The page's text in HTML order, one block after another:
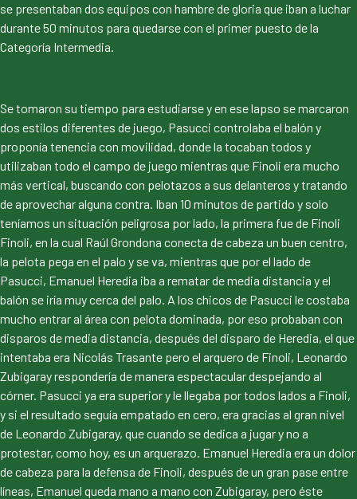
se presentaban dos equipos con hambre de gloria que iban a luchar
durante 50 minutos para quedarse con el primer puesto de la
Categoría Intermedia.
Se tomaron su tiempo para estudiarse y en ese lapso se marcaron
dos estilos diferentes de juego, Pasucci controlaba el balón y
proponía tenencia con movilidad, donde la tocaban todos y
utilizaban todo el campo de juego mientras que Finoli era mucho
más vertical, buscando con pelotazos a sus delanteros y tratando
de aprovechar alguna contra. Iban 10 minutos de partido y solo
teníamos un situación peligrosa por lado, la primera fue de Finoli
Finoli, en la cual Raúl Grondona conecta de cabeza un buen centro,
la pelota pega en el palo y se va, mientras que por el lado de
Pasucci, Emanuel Heredia iba a rematar de media distancia y el
balón se iría muy cerca del palo. A los chicos de Pasucci le costaba
mucho entrar al área con pelota dominada, por eso probaban con
disparos de media distancia, después del disparo de Heredia, el que
intentaba era Nicolás Trasante pero el arquero de Finoli, Leonardo
Zubigaray respondería de manera espectacular despejando al
córner. Pasucci ya era superior y le llegaba por todos lados a Finoli,
y si el resultado seguía empatado en cero, era gracias al gran nivel
de Leonardo Zubigaray, que cuando se dedica a jugar y no a
protestar, como hoy, es un arquerazo. Emanuel Heredia era un dolor
de cabeza para la defensa de Finoli, después de un gran pase entre
líneas, Emanuel queda mano a mano con Zubigaray, pero éste